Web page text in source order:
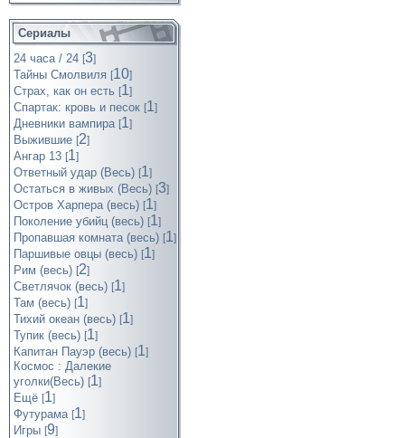
Сериалы
24 часа / 24 [3]
Тайны Смолвиля [10]
Страх, как он есть [1]
Спартак: кровь и песок [1]
Дневники вампира [1]
Выжившие [2]
Ангар 13 [1]
Ответный удар (Весь) [1]
Остаться в живых (Весь) [3]
Остров Харпера (весь) [1]
Поколение убийц (весь) [1]
Пропавшая комната (весь) [1]
Паршивые овцы (весь) [1]
Рим (весь) [2]
Светлячок (весь) [1]
Там (весь) [1]
Тихий океан (весь) [1]
Тупик (весь) [1]
Капитан Пауэр (весь) [1]
Космос : Далекие
уголки(Весь) [1]
Ещё [1]
Футурама [1]
Игры [9]